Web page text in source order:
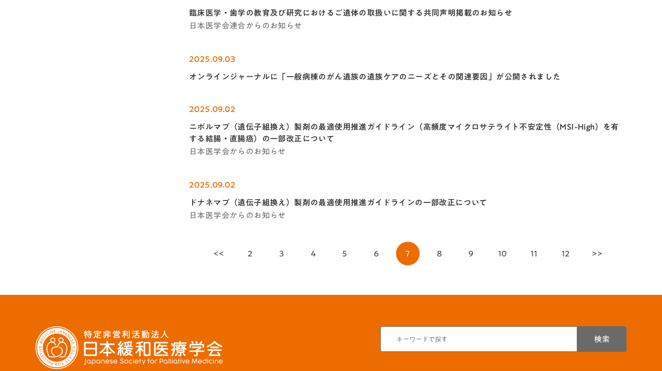
臨床医学・歯学の教育及び研究におけるご遺体の取扱いに関する共同声明掲載のお知らせ
日本医学会連合からのお知らせ
2025.09.03
オンラインジャーナルに「一般病棟のがん遺族の遺族ケアのニーズとその関連要因」が公開されました
2025.09.02
ニボルマブ（遺伝子組換え）製剤の最適使用推進ガイドライン（高頻度マイクロサテライト不安定性（MSI-High）を有
する結腸・直腸癌）の一部改正について
日本医学会からのお知らせ
2025.09.02
ドナネマブ（遺伝子組換え）製剤の最適使用推進ガイドラインの一部改正について
日本医学会からのお知らせ
<< 2 3 4 5 6 7 8 9 10 11 12 >>
検索